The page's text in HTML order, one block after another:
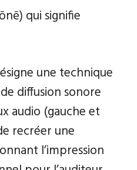
qui signifie
une technique
diffusion sonore
audio (gauche et
recréer une
l’impression